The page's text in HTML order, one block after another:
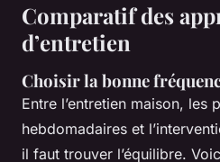
Comparatif des
d’entretien
Choisir la bonne
Entre l’entretien maison, les
hebdomadaires et
il faut trouver l’équilibre.